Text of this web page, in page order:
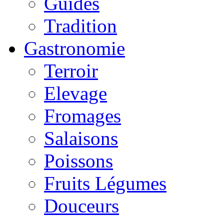
Tradition
Gastronomie
Terroir
Elevage
Fromages
Salaisons
Poissons
Fruits Légumes
Douceurs